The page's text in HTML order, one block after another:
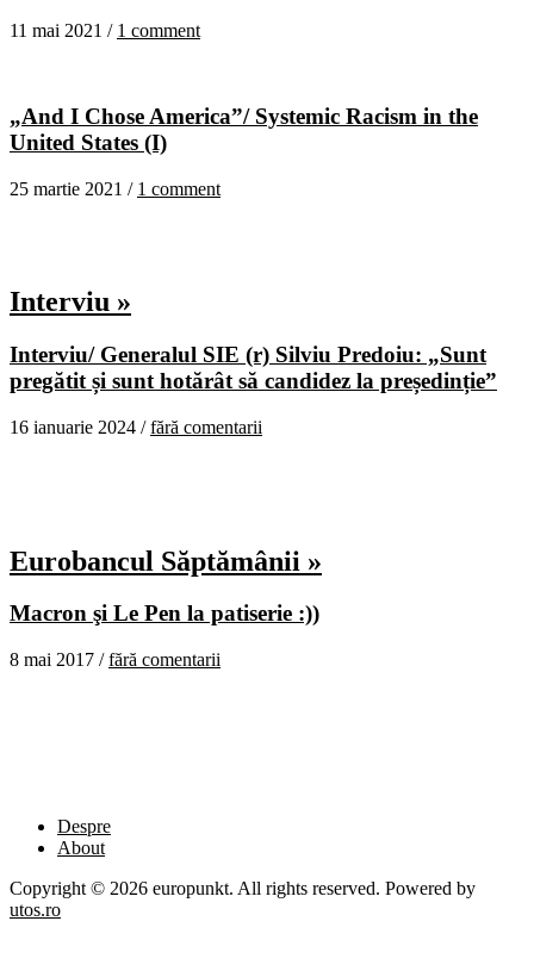
11 mai 2021 / 1 comment
„And I Chose America”/ Systemic Racism in the
United States (I)
25 martie 2021 / 1 comment
Interviu »
Interviu/ Generalul SIE (r) Silviu Predoiu: „Sunt
pregătit și sunt hotărât să candidez la președinție”
16 ianuarie 2024 /fără comentarii
Eurobancul Săptămânii »
Macron şi Le Pen la patiserie :))
8 mai 2017 /fără comentarii
Despre
About
Copyright © 2026 europunkt. All rights reserved. Powered by
utos.ro